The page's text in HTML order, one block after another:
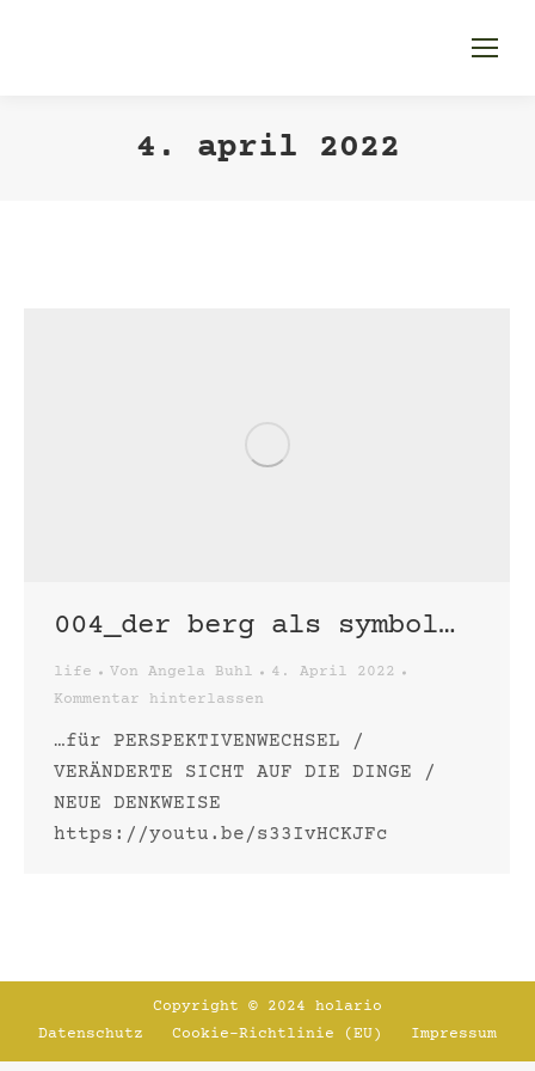
4. april 2022
004_der berg als symbol…
life Von Angela Buhl
4. April 2022
Kommentar hinterlassen
…für PERSPEKTIVENWECHSEL /
VERÄNDERTE SICHT AUF DIE DINGE /
NEUE DENKWEISE
https://youtu.be/s33IvHCKJFc
Copyright © 2024 holario
Datenschutz
Cookie-Richtlinie (EU) Impressum